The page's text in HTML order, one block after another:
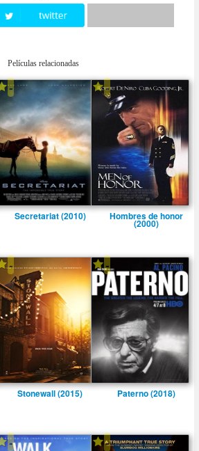
Películas relacionadas
-
Secretariat (2010)
-
Hombres de honor
(2000)
-
Stonewall (2015)
-
Paterno (2018)
- -